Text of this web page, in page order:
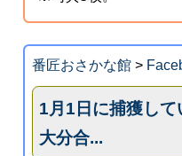
番匠おさかな館>
1月1日に捕獲し
大分合...